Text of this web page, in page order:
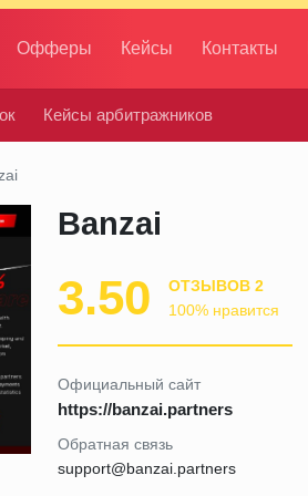
Офферы Кейсы Контакты
Кейсы арбитражников
Banzai
3.50
ОТЗЫВОВ 2
100% нравится
Официальный сайт
https://banzai.partners
Обратная связь
support@banzai.partners